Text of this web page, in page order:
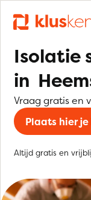
Isolatie
in
Vraag gratis en
Plaats hier je
Altijd gratis en